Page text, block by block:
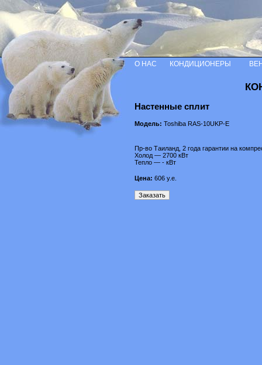
Настенные сплит
Модель: Toshiba RAS-10UKP-E
Пр-во Таиланд, 2 года гарантии на
Холод — 2700 кВт
Тепло — - кВт
Цена: 606 у.е.
О НАС КОНДИЦИОНЕРЫ